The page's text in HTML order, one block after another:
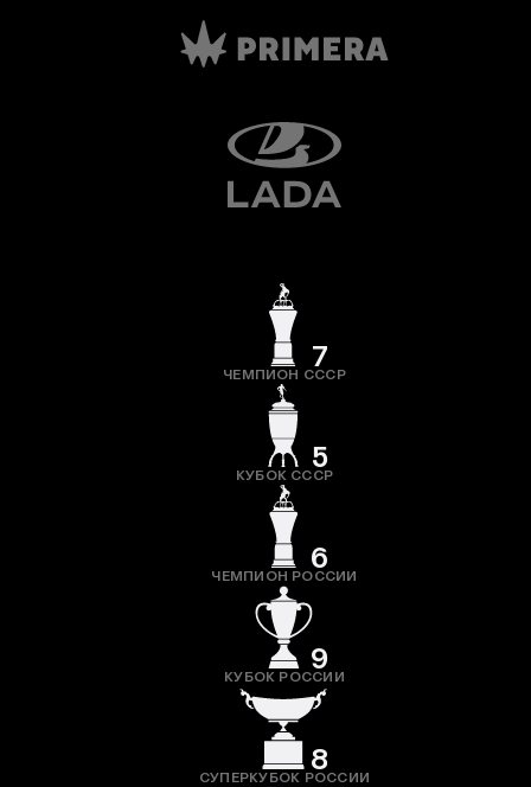
7
ЧЕМПИОН СССР
5
КУБОК СССР
6
ЧЕМПИОН РОССИИ
9
КУБОК РОССИИ
8
СУПЕРКУБОК РОССИИ